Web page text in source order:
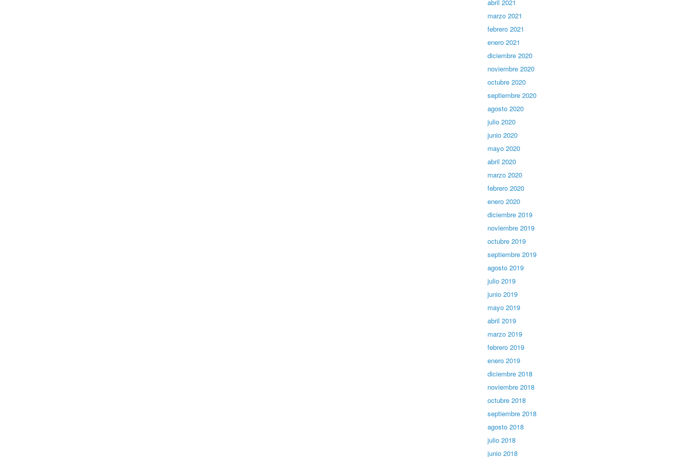
abril 2021
marzo 2021
febrero 2021
enero 2021
diciembre 2020
noviembre 2020
octubre 2020
septiembre 2020
agosto 2020
julio 2020
junio 2020
mayo 2020
abril 2020
marzo 2020
febrero 2020
enero 2020
diciembre 2019
noviembre 2019
octubre 2019
septiembre 2019
agosto 2019
julio 2019
junio 2019
mayo 2019
abril 2019
marzo 2019
febrero 2019
enero 2019
diciembre 2018
noviembre 2018
octubre 2018
septiembre 2018
agosto 2018
julio 2018
junio 2018